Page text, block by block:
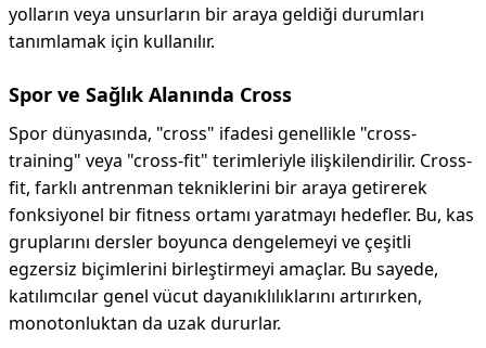
yolların veya unsurların bir araya geldiği durumları
tanımlamak için kullanılır.
Spor ve Sağlık Alanında Cross
Spor dünyasında, "cross" ifadesi genellikle "cross-
training" veya "cross-fit" terimleriyle ilişkilendirilir. Cross-
fit, farklı antrenman tekniklerini bir araya getirerek
fonksiyonel bir fitness ortamı yaratmayı hedefler. Bu, kas
gruplarını dersler boyunca dengelemeyi ve çeşitli
egzersiz biçimlerini birleştirmeyi amaçlar. Bu sayede,
katılımcılar genel vücut dayanıklılıklarını artırırken,
monotonluktan da uzak dururlar.